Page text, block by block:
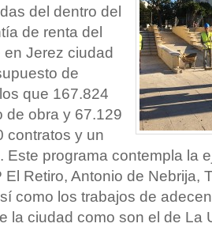
del dentro del
de renta del
Jerez ciudad
de
que 167.824
de obra y 67.129
contratos y un
Este programa contempla la
El Retiro, Antonio de Nebrija,
como los trabajos de
la ciudad como son el de La